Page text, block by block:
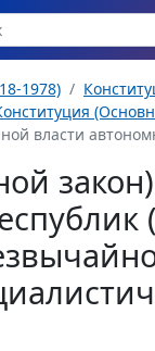
1978)
власти